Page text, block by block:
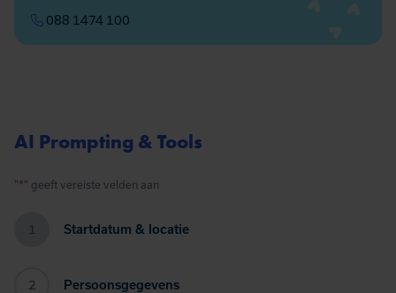
088 1474 100
AI Prompting & Tools
"*" geeft vereiste velden aan
1 Startdatum & locatie
2 Persoonsgegevens